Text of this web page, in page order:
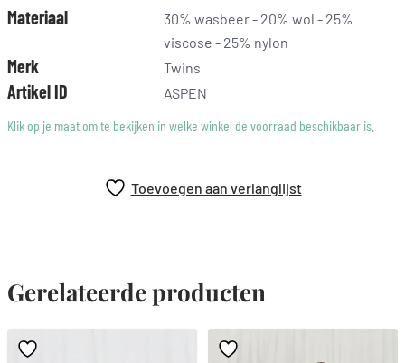
Materiaal
30% wasbeer - 20% wol - 25%
viscose - 25% nylon
Merk Twins
Artikel ID
ASPEN
Klik op je maat om te bekijken in welke winkel de voorraad beschikbaar is.
Toevoegen aan verlanglijst
Gerelateerde producten